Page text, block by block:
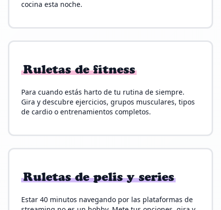
cocina esta noche.
Ruletas de fitness
Para cuando estás harto de tu rutina de siempre.
Gira y descubre ejercicios, grupos musculares, tipos
de cardio o entrenamientos completos.
Ruletas de pelis y series
Estar 40 minutos navegando por las plataformas de